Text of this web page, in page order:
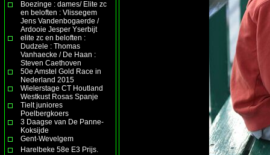
Boezinge : dames/ Elite zc
en beloften : Vlissegem
Jens Vandenbogaerde /
Ardooie Jesper Yserbijt
elite zc en beloften :
Dudzele : Thomas
Vanhaecke / De Haan :
Steven Caethoven
50e Amstel Gold Race in
Nederland 2015
Wielerstage CT Houtland
Westkust Rosas Spanje
Tielt juniores
Poelbergkoers
3 Daagse van De Panne-
Koksijde
Gent-Wevelgem
Harelbeke 58e E3 Prijs.